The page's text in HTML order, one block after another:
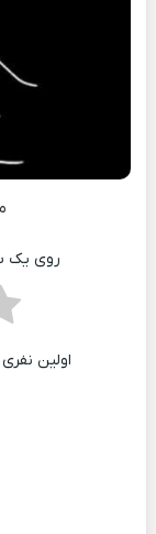
روی یک
اولین